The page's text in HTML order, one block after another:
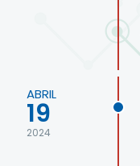
ABRIL
19
2024